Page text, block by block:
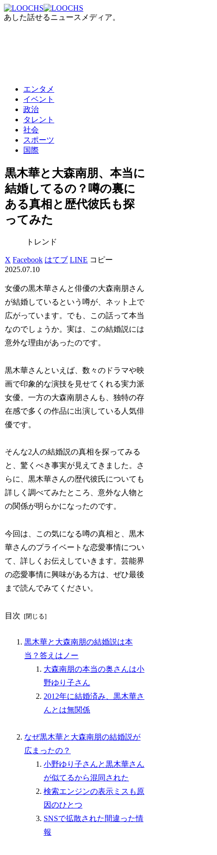
あした話せるニュースメディア。
エンタメ
イベント
政治
タレント
社会
スポーツ
国際
黒木華と大森南朋、本当に
結婚してるの？噂の裏に
ある真相と歴代彼氏も探
ってみた
トレンド
X Facebook はてブ LINE コピー
2025.07.10
女優の黒木華さんと俳優の大森南朋さん
が結婚しているという噂が、ネット上で
広がっています。でも、この話って本当
なのでしょうか。実は、この結婚説には
意外な理由があったのです。
黒木華さんといえば、数々のドラマや映
画で印象的な演技を見せてくれる実力派
女優。一方の大森南朋さんも、独特の存
在感で多くの作品に出演している人気俳
優です。
そんな2人の結婚説の真相を探ってみる
と、驚くべき事実が見えてきました。さ
らに、黒木華さんの歴代彼氏についても
詳しく調べてみたところ、意外な人物と
の関係が明らかになったのです。
今回は、この気になる噂の真相と、黒木
華さんのプライベートな恋愛事情につい
て、詳しくお伝えしていきます。芸能界
の恋愛事情に興味がある方は、ぜひ最後
まで読んでみてください。
目次
黒木華と大森南朋の結婚説は本
当？答えはノー
大森南朋の本当の奥さんは小
野ゆり子さん
2012年に結婚済み、黒木華さ
んとは無関係
なぜ黒木華と大森南朋の結婚説が
広まったの？
小野ゆり子さんと黒木華さん
が似てるから混同された
検索エンジンの表示ミスも原
因のひとつ
SNSで拡散された間違った情
報